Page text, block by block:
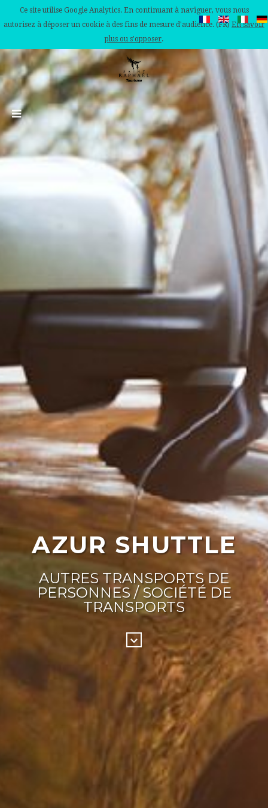
Ce site utilise Google Analytics. En continuant à naviguer, vous nous
autorisez à déposer un cookie à des fins de mesure d'audience. (FR) En savoir
plus ou s'opposer.
AZUR SHUTTLE
AUTRES TRANSPORTS DE
PERSONNES / SOCIÉTÉ DE
TRANSPORTS